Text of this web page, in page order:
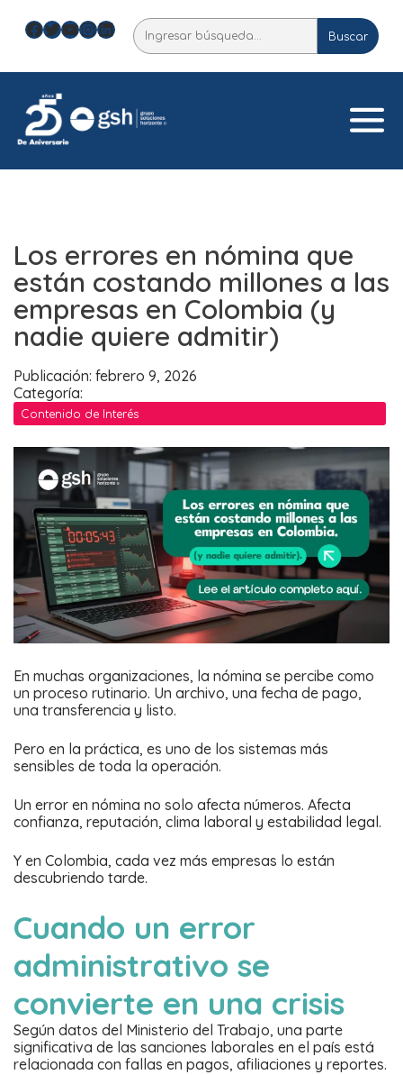
Facebook
Twitter
YouTube
Instagram
LinkedIn
Buscar
Buscar
Los errores en nómina que
están costando millones a las
empresas en Colombia (y
nadie quiere admitir)
Publicación: febrero 9, 2026
Categoría:
Contenido de Interés
En muchas organizaciones, la nómina se percibe como
un proceso rutinario. Un archivo, una fecha de pago,
una transferencia y listo.
Pero en la práctica, es uno de los sistemas más
sensibles de toda la operación.
Un error en nómina no solo afecta números. Afecta
confianza, reputación, clima laboral y estabilidad legal.
Y en Colombia, cada vez más empresas lo están
descubriendo tarde.
Cuando un error
administrativo se
convierte en una crisis
Según datos del Ministerio del Trabajo, una parte
significativa de las sanciones laborales en el país está
relacionada con fallas en pagos, afiliaciones y reportes.